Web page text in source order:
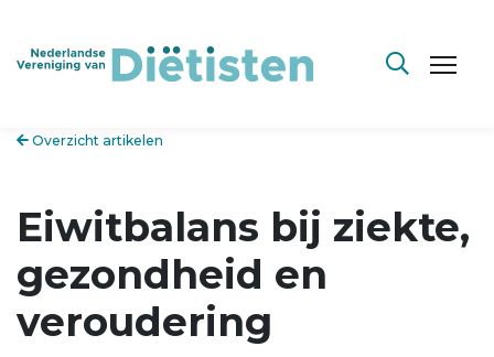
Overzicht artikelen
Eiwitbalans bij ziekte,
gezondheid en
veroudering